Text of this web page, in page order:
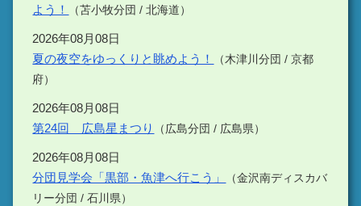
よう！
（苫小牧分団 / 北海道）
2026年08月08日
夏の夜空をゆっくりと眺めよう！
（木津川分団 / 京都
府）
2026年08月08日
第24回 広島星まつり
（広島分団 / 広島県）
2026年08月08日
分団見学会「黒部・魚津へ行こう」
（金沢南ディスカバ
リー分団 / 石川県）